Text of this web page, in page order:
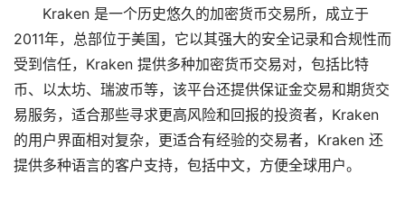
Kraken 是一个历史悠久的加密货币交易所，成立于
2011年，总部位于美国，它以其强大的安全记录和合规性而
受到信任，Kraken 提供多种加密货币交易对，包括比特
币、以太坊、瑞波币等，该平台还提供保证金交易和期货交
易服务，适合那些寻求更高风险和回报的投资者，Kraken
的用户界面相对复杂，更适合有经验的交易者，Kraken 还
提供多种语言的客户支持，包括中文，方便全球用户。